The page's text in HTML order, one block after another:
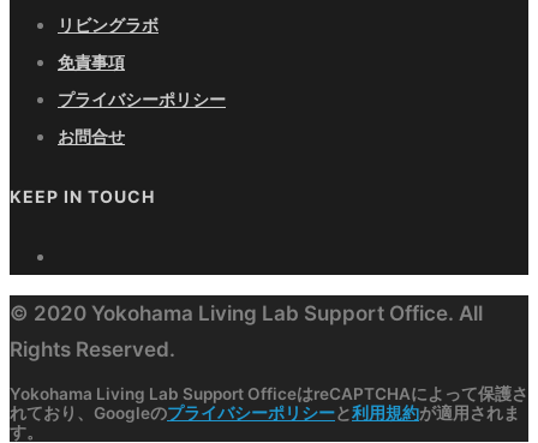
リビングラボ
免責事項
プライバシーポリシー
お問合せ
KEEP IN TOUCH
© 2020 Yokohama Living Lab Support Office. All
Rights Reserved.
Yokohama Living Lab Support OfficeはreCAPTCHAによって保護さ
れており、Googleのプライバシーポリシーと利用規約が適用されま
す。